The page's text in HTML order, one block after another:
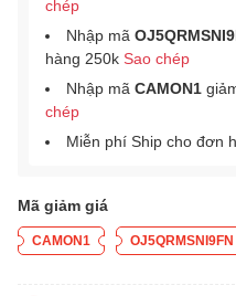
chép
Nhập mã
hàng 250k Sao chép
Nhập mã CAMON1
chép
Miễn phí Ship cho đơn
Mã giảm giá
CAMON1 OJ5QRMSNI9FN